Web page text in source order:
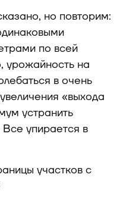
но повторим:
по всей
урожайность на
в очень
«выхода
устранить
упирается в
участков с